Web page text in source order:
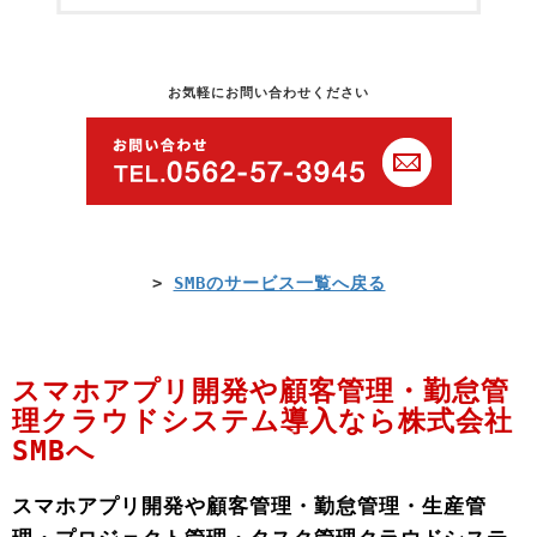
お気軽にお問い合わせください
> SMBのサービス一覧へ戻る
スマホアプリ開発や顧客管理・勤怠管
理クラウドシステム導入なら株式会社
SMBへ
スマホアプリ開発や顧客管理・勤怠管理・生産管